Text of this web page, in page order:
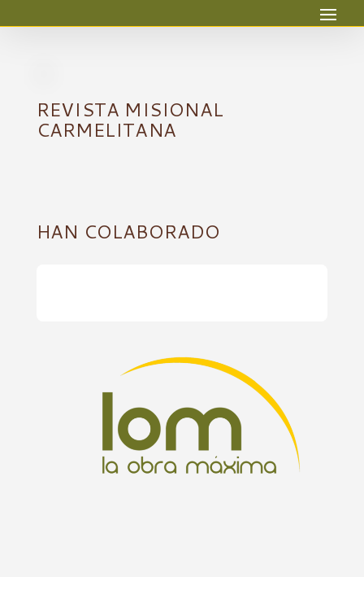
REVISTA MISIONAL
CARMELITANA
HAN COLABORADO